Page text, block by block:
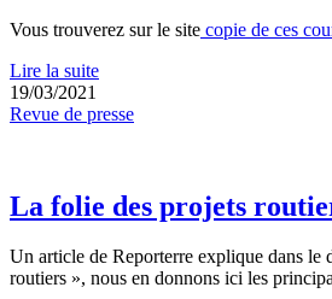
Vous trouverez sur le site copie de ces
Lire la suite
19/03/2021
Revue de presse
La folie des projets
Un article de Reporterre explique dans le
routiers », nous en donnons ici les